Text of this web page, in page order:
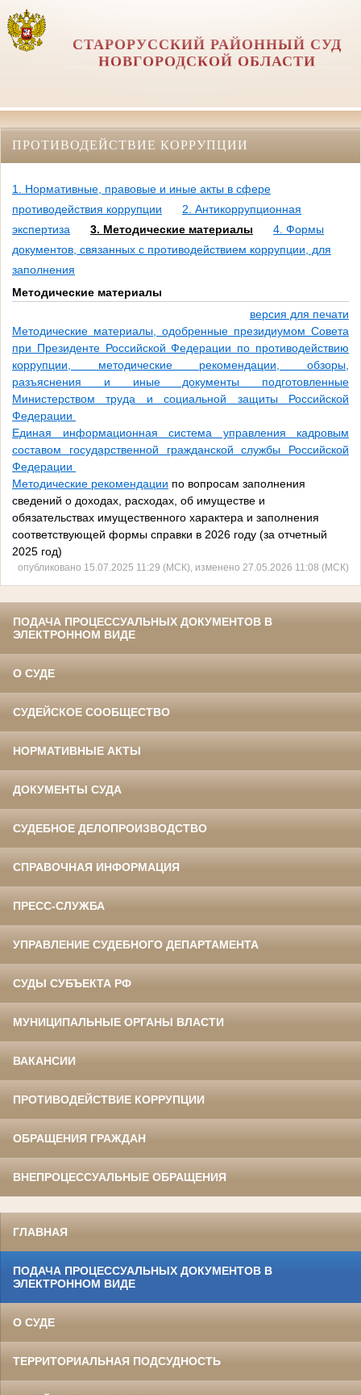
СТАРОРУССКИЙ РАЙОННЫЙ СУД
НОВГОРОДСКОЙ ОБЛАСТИ
ПРОТИВОДЕЙСТВИЕ КОРРУПЦИИ
1. Нормативные, правовые и иные акты в сфере
противодействия коррупции
2. Антикоррупционная
экспертиза
3. Методические материалы
4. Формы
документов, связанных с противодействием коррупции, для
заполнения
Методические материалы
версия для печати
Методические материалы, одобренные президиумом Совета
при Президенте Российской Федерации по противодействию
коррупции, методические рекомендации, обзоры,
разъяснения и иные документы подготовленные
Министерством труда и социальной защиты Российской
Федерации
Единая информационная система управления кадровым
составом государственной гражданской службы Российской
Федерации
Методические рекомендации по вопросам заполнения
сведений о доходах, расходах, об имуществе и
обязательствах имущественного характера и заполнения
соответствующей формы справки в 2026 году (за отчетный
2025 год)
опубликовано 15.07.2025 11:29 (МСК), изменено 27.05.2026 11:08 (МСК)
ПОДАЧА ПРОЦЕССУАЛЬНЫХ ДОКУМЕНТОВ В
ЭЛЕКТРОННОМ ВИДЕ
О СУДЕ
СУДЕЙСКОЕ СООБЩЕСТВО
НОРМАТИВНЫЕ АКТЫ
ДОКУМЕНТЫ СУДА
СУДЕБНОЕ ДЕЛОПРОИЗВОДСТВО
СПРАВОЧНАЯ ИНФОРМАЦИЯ
ПРЕСС-СЛУЖБА
УПРАВЛЕНИЕ СУДЕБНОГО ДЕПАРТАМЕНТА
СУДЫ СУБЪЕКТА РФ
МУНИЦИПАЛЬНЫЕ ОРГАНЫ ВЛАСТИ
ВАКАНСИИ
ПРОТИВОДЕЙСТВИЕ КОРРУПЦИИ
ОБРАЩЕНИЯ ГРАЖДАН
ВНЕПРОЦЕССУАЛЬНЫЕ ОБРАЩЕНИЯ
ГЛАВНАЯ
ПОДАЧА ПРОЦЕССУАЛЬНЫХ ДОКУМЕНТОВ В
ЭЛЕКТРОННОМ ВИДЕ
О СУДЕ
ТЕРРИТОРИАЛЬНАЯ ПОДСУДНОСТЬ